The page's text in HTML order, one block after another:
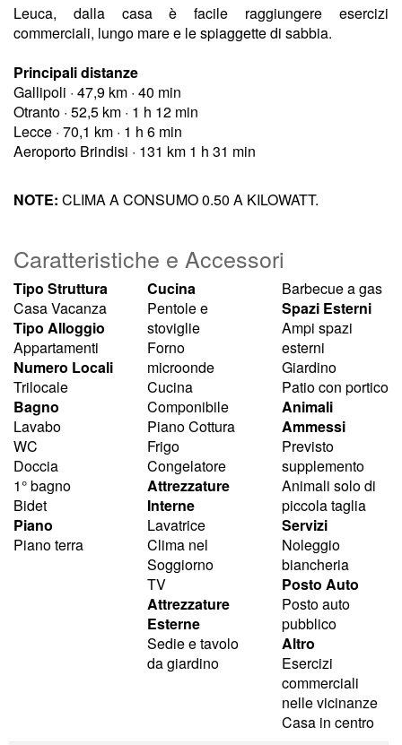
Leuca, dalla casa è facile raggiungere esercizi
commerciali, lungo mare e le spiaggette di sabbia.
Principali distanze
Gallipoli · 47,9 km · 40 min
Otranto · 52,5 km · 1 h 12 min
Lecce · 70,1 km · 1 h 6 min
Aeroporto Brindisi · 131 km 1 h 31 min
NOTE: CLIMA A CONSUMO 0.50 A KILOWATT.
Caratteristiche e Accessori
Tipo Struttura
Casa Vacanza
Tipo Alloggio
Appartamenti
Numero Locali
Trilocale
Bagno
Lavabo
WC
Doccia
1° bagno
Bidet
Piano
Piano terra
Cucina
Pentole e
stoviglie
Forno
microonde
Cucina
Componibile
Piano Cottura
Frigo
Congelatore
Attrezzature
Interne
Lavatrice
Clima nel
Soggiorno
TV
Attrezzature
Esterne
Sedie e tavolo
da giardino
Barbecue a gas
Spazi Esterni
Ampi spazi
esterni
Giardino
Patio con portico
Animali
Ammessi
Previsto
supplemento
Animali solo di
piccola taglia
Servizi
Noleggio
biancheria
Posto Auto
Posto auto
pubblico
Altro
Esercizi
commerciali
nelle vicinanze
Casa in centro